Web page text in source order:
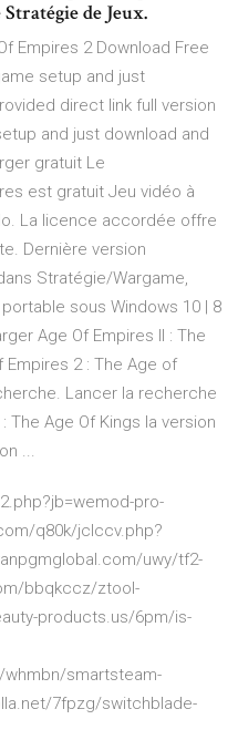
de Jeux.
Empires 2 Download Free
setup and just
direct link full version
and just download and
gratuit Le
est gratuit Jeu vidéo à
La licence accordée offre
Dernière version
Stratégie/Wargame,
sous Windows 10 | 8
Age Of Empires II : The
2 : The Age of
Lancer la recherche
The Age Of Kings la version
...
pro-
q80k/jclccv.php?
uwy/tf2-
bbqkccz/ztool-
products.us/6pm/is-
smartsteam-
7fpzg/switchblade-